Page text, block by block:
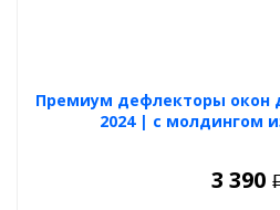
Премиум дефлекторы окон
2024 | с молдингом
3 390